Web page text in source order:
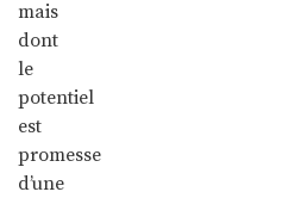
mais
dont
le
potentiel
est
promesse
d’une